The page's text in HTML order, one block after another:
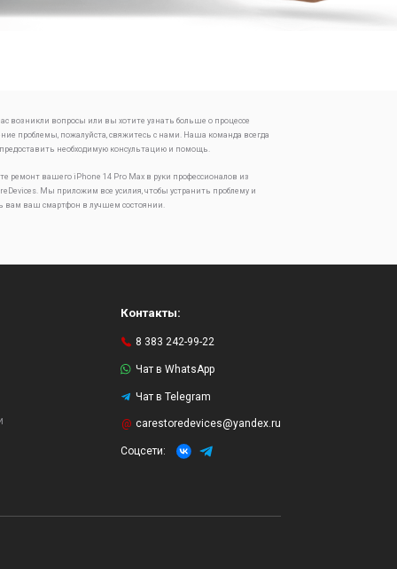
возникли вопросы или вы хотите узнать больше о процессе
проблемы, пожалуйста, свяжитесь с нами. Наша команда всегда
необходимую консультацию и помощь.
ремонт вашего iPhone 14 Pro Max в руки профессионалов из
Мы приложим все усилия, чтобы устранить проблему и
вам ваш смартфон в лучшем состоянии.
Контакты:
8 383 242-99-22
Чат в WhatsApp
Чат в Telegram
carestoredevices@yandex.ru
Соцсети: